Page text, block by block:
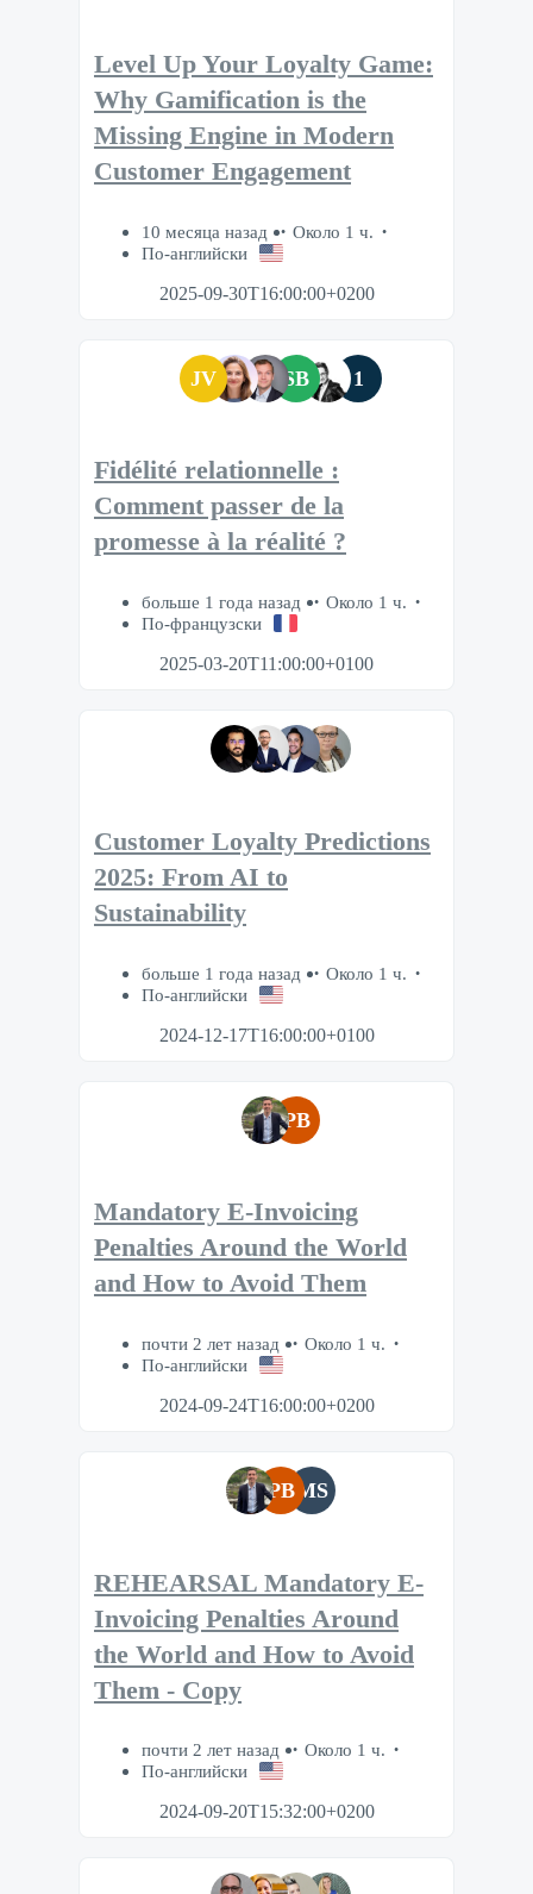
Level Up Your Loyalty Game:
Why Gamification is the
Missing Engine in Modern
Customer Engagement
10 месяца назад
Около 1 ч.
По-английски
2025-09-30T16:00:00+0200
JV SB 1
Fidélité relationnelle :
Comment passer de la
promesse à la réalité ?​
больше 1 года назад
Около 1 ч.
По-французски
2025-03-20T11:00:00+0100
Customer Loyalty Predictions
2025: From AI to
Sustainability
больше 1 года назад
Около 1 ч.
По-английски
2024-12-17T16:00:00+0100
PB
Mandatory E-Invoicing
Penalties Around the World
and How to Avoid Them
почти 2 лет назад
Около 1 ч.
По-английски
2024-09-24T16:00:00+0200
PB MS
REHEARSAL Mandatory E-
Invoicing Penalties Around
the World and How to Avoid
Them - Copy
почти 2 лет назад
Около 1 ч.
По-английски
2024-09-20T15:32:00+0200